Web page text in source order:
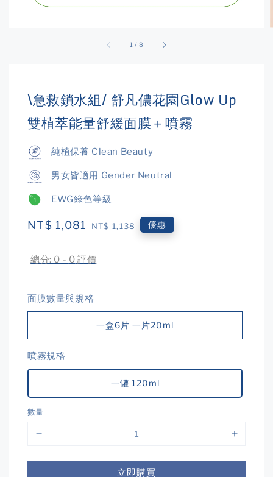
1 / 8
\急救鎖水組/ 舒凡儂花園Glow Up
雙植萃能量舒緩面膜＋噴霧
純植保養 Clean Beauty
男女皆適用 Gender Neutral
EWG綠色等級
Sale
NT$ 1,081 Regular
NT$ 1,138 優惠
總分: 0 - 0 評價
面膜數量與規格
一盒6片 一片20ml
噴霧規格
一罐 120ml
數量
立即購買